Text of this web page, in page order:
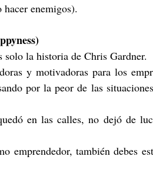
enemigos).
solo la historia de Chris Gardner.
y motivadoras para los
por la peor de las
en las calles, no dejó de
emprendedor, también debes